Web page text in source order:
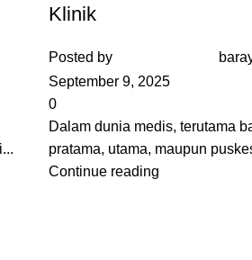
Klinik
Posted by
September 9, 2025
0
Dalam dunia medis, terutama
pratama, utama, maupun
Continue reading